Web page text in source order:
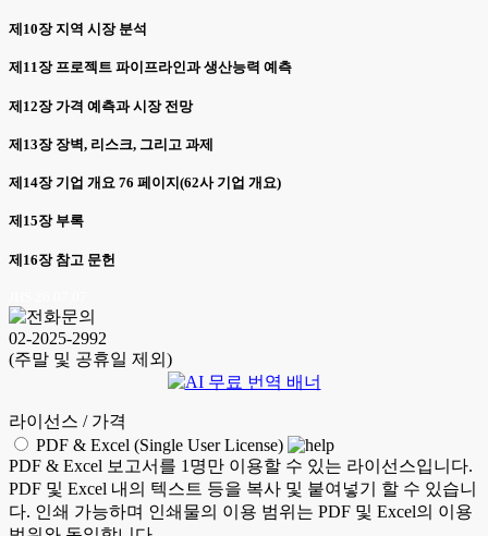
제10장 지역 시장 분석
제11장 프로젝트 파이프라인과 생산능력 예측
제12장 가격 예측과 시장 전망
제13장 장벽, 리스크, 그리고 과제
제14장 기업 개요 76 페이지(62사 기업 개요)
제15장 부록
제16장 참고 문헌
02-2025-2992
(주말 및 공휴일 제외)
라이선스 / 가격
PDF & Excel (Single User License)
PDF & Excel 보고서를 1명만 이용할 수 있는 라이선스입니다.
PDF 및 Excel 내의 텍스트 등을 복사 및 붙여넣기 할 수 있습니
다. 인쇄 가능하며 인쇄물의 이용 범위는 PDF 및 Excel의 이용